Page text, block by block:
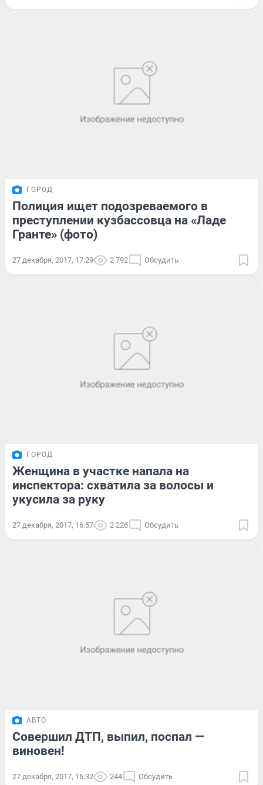
ГОРОД
Полиция ищет подозреваемого в
преступлении кузбассовца на «Ладе
Гранте» (фото)
27 декабря, 2017, 17:29 2 792 Обсудить
ГОРОД
Женщина в участке напала на
инспектора: схватила за волосы и
укусила за руку
27 декабря, 2017, 16:57 2 226 Обсудить
АВТО
Совершил ДТП, выпил, поспал —
виновен!
27 декабря, 2017, 16:32 244 Обсудить